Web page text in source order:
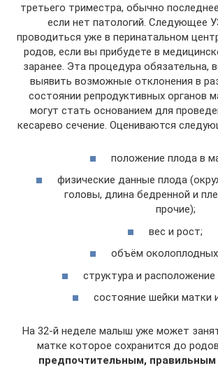
третьего триместра, обычно
если нет патологий. Следующее
проводиться уже в перинатальном
родов, если вы прибудете в
заранее. Эта процедура обязательна,
выявить возможные отклонения в
состоянии репродуктивных органов
могут стать основанием для
кесарево сечение. Оцениваются
положение плода в
физические данные плода
головы, длина бедренной и
прочие);
вес и рост;
объём
структура и
состояние шейки матки
На 32-й неделе малыш уже может
матке которое сохранится до
предпочтительным, правильным